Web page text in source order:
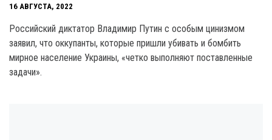
16 АВГУСТА, 2022
Российский диктатор Владимир Путин с особым цинизмом
заявил, что оккупанты, которые пришли убивать и бомбить
мирное население Украины, «четко выполняют поставленные
задачи».